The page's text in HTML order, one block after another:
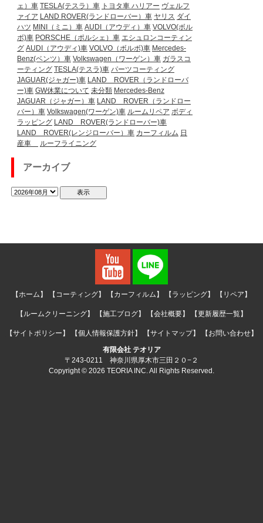
ェ）車 TESLA(テスラ）車 トヨタ車 ハリアー ヴェルフ
ァイア LAND ROVER(ランドローバー）車 ヤリス ダイ
ハツ MINI（ミニ）車 AUDI（アウディ）車 VOLVO(ボル
ボ)車 PORSCHE（ポルシェ）車 エシュロンコーティン
グ AUDI（アウディ)車 VOLVO（ボルボ)車 Mercedes-
Benz(ベンツ）車 Volkswagen（ワーゲン）車 ガラスコ
ーティング TESLA(テスラ)車 パーツコーティング
JAGUAR(ジャガー)車 LAND ROVER（ランドローバ
ー)車 GW休業について 未分類 Mercedes-Benz
JAGUAR（ジャガー）車 LAND ROVER（ランドロー
バー）車 Volkswagen(ワーゲン)車 ルームリペア ボディ
ラッピング LAND ROVER(ランドローバー)車
LAND ROVER(レンジローバー）車 カーフィルム 日
産車
ルーフライニング
アーカイブ
【ホーム】 【コーティング】 【カーフィルム】 【ラッピング】 【リペア】
【ルームクリーニング】 【施工ブログ】 【会社概要】 【更新履歴一覧】
【サイトポリシー】 【個人情報保護方針】 【サイトマップ】
【お問い合わせ】
有限会社 テオリア
〒243-0211 神奈川県厚木市三田２０−２
Copyright © 2026 TEORIA INC. All Rights Reserved.